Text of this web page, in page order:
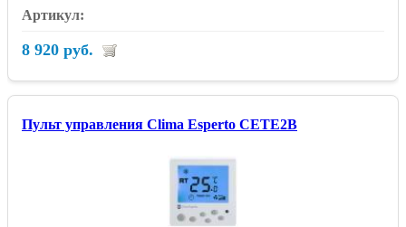
8 920 руб.
Пульт управления Clima Esperto CETE2B